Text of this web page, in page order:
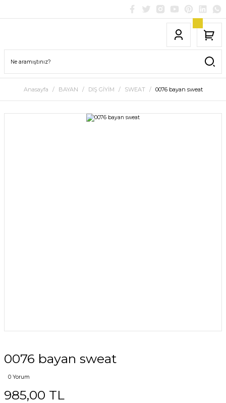
Anasayfa BAYAN DIŞ GİYİM SWEAT 0076 bayan sweat
0076 bayan sweat
0 Yorum
985,00 TL